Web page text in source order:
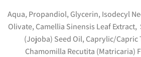
Aqua, Propandiol, Glycerin, Isodecyl
Olivate, Camellia Sinensis Leaf
(Jojoba) Seed Oil, Caprylic/
Chamomilla Recutita (Matricaria)